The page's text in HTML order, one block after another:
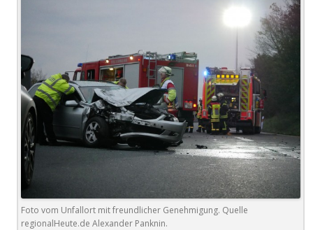
Foto vom Unfallort mit freundlicher Genehmigung. Quelle
regionalHeute.de Alexander Panknin.